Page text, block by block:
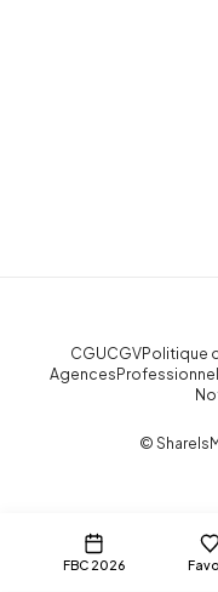
FBC 2026
CGUCGVPolitique
Agences
©